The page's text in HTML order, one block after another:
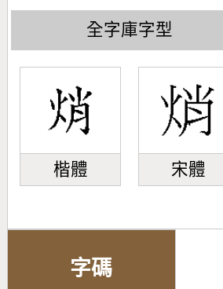
全字庫字型
楷體 宋體
字碼